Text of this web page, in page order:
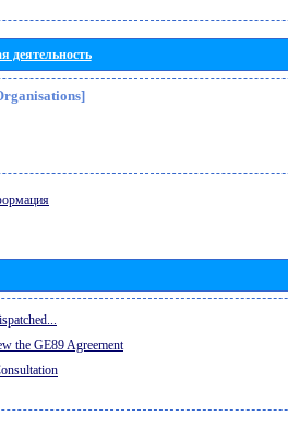
деятельность
the GE89 Agreement